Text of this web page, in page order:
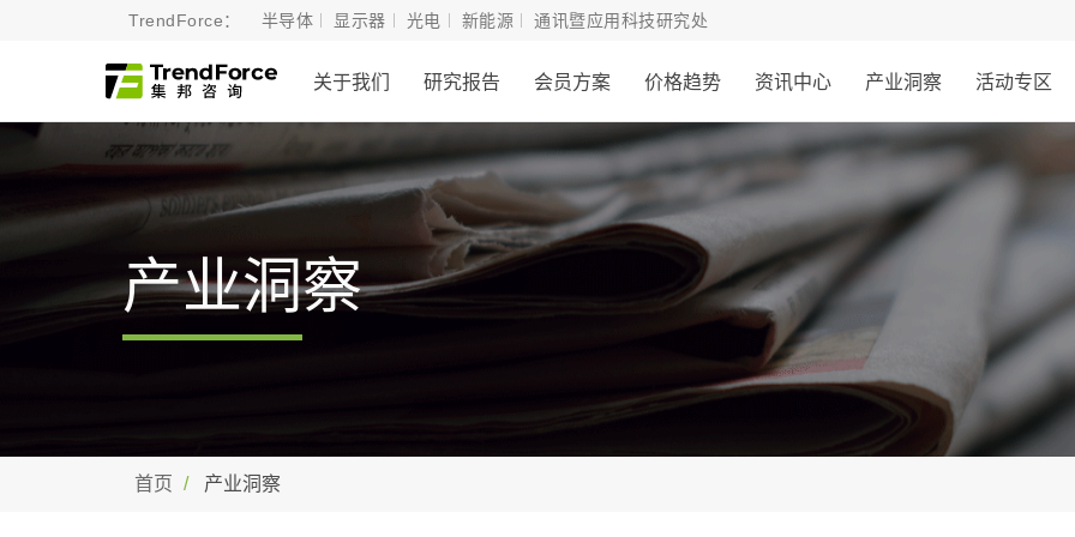
TrendForce： 半导体 显示器 光电 新能源 通讯暨应用科技研究处
关于我们 研究报告 会员方案 价格趋势 资讯中心 产业洞察 活动专区
产业洞察
首页 产业洞察